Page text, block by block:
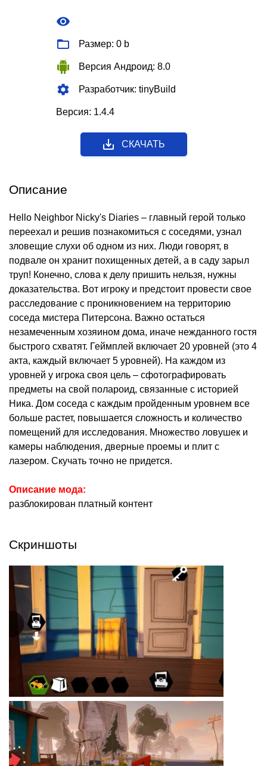
Размер: 0 b
Версия Андроид: 8.0
Разработчик: tinyBuild
Версия: 1.4.4
СКАЧАТЬ
Описание
Hello Neighbor Nicky's Diaries – главный герой только
переехал и решив познакомиться с соседями, узнал
зловещие слухи об одном из них. Люди говорят, в
подвале он хранит похищенных детей, а в саду зарыл
труп! Конечно, слова к делу пришить нельзя, нужны
доказательства. Вот игроку и предстоит провести свое
расследование с проникновением на территорию
соседа мистера Питерсона. Важно остаться
незамеченным хозяином дома, иначе нежданного гостя
быстрого схватят. Геймплей включает 20 уровней (это 4
акта, каждый включает 5 уровней). На каждом из
уровней у игрока своя цель – сфотографировать
предметы на свой полароид, связанные с историей
Ника. Дом соседа с каждым пройденным уровнем все
больше растет, повышается сложность и количество
помещений для исследования. Множество ловушек и
камеры наблюдения, дверные проемы и плит с
лазером. Скучать точно не придется.
Описание мода:
разблокирован платный контент
Скриншоты